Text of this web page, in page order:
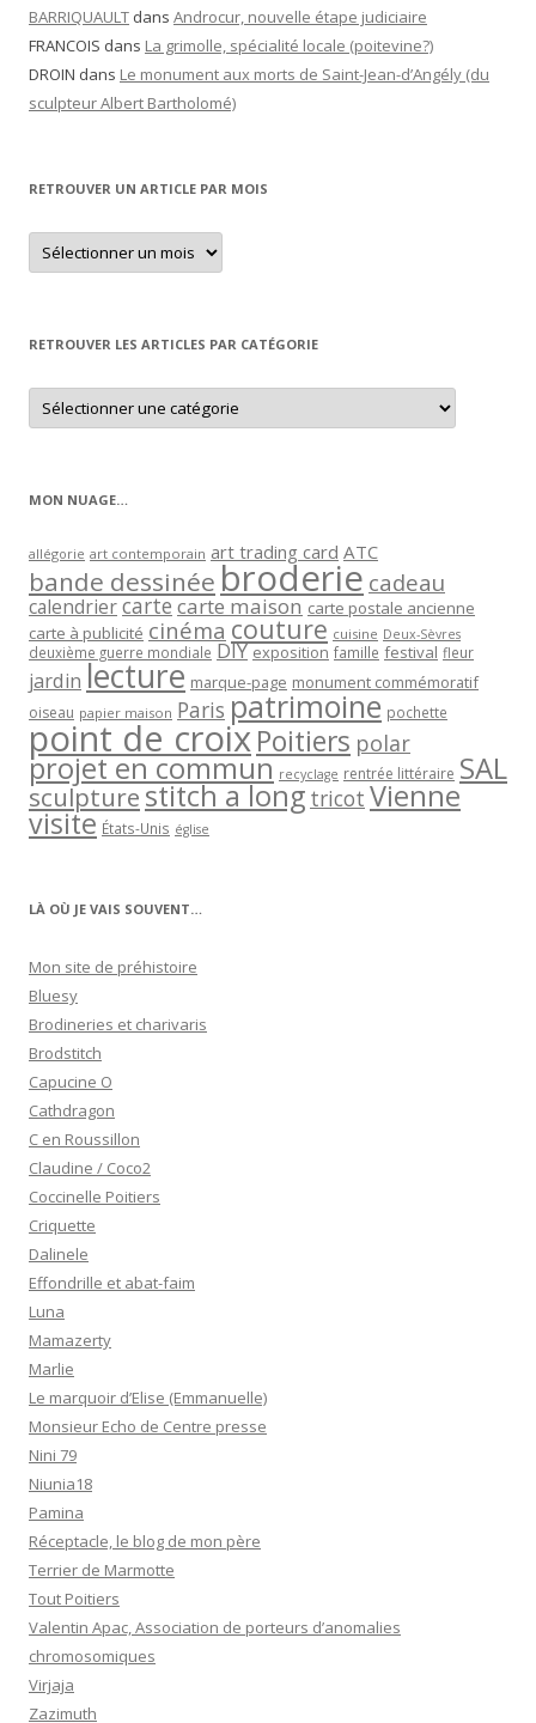
BARRIQUAULT dans Androcur, nouvelle étape judiciaire
FRANCOIS dans La grimolle, spécialité locale (poitevine?)
DROIN dans Le monument aux morts de Saint-Jean-d’Angély (du
sculpteur Albert Bartholomé)
RETROUVER UN ARTICLE PAR MOIS
Retrouver
un
article
RETROUVER LES ARTICLES PAR CATÉGORIE
Retrouver
les
articles
MON NUAGE…
allégorie art contemporain art trading card ATC
bande dessinée broderie cadeau
calendriercartecarte maison carte postale ancienne
carte à publicité cinéma couture cuisine Deux-Sèvres
deuxième guerre mondiale DIY exposition famille festival fleur
jardin lecture marque-page monument commémoratif
oiseau papier maison Paris patrimoine pochette
point de croixPoitiers polar
projet en commun recyclage rentrée littéraire SAL
sculpturestitch a long tricot Vienne
visite États-Unis église
LÀ OÙ JE VAIS SOUVENT…
Mon site de préhistoire
Bluesy
Brodineries et charivaris
Brodstitch
Capucine O
Cathdragon
C en Roussillon
Claudine / Coco2
Coccinelle Poitiers
Criquette
Dalinele
Effondrille et abat-faim
Luna
Mamazerty
Marlie
Le marquoir d’Elise (Emmanuelle)
Monsieur Echo de Centre presse
Nini 79
Niunia18
Pamina
Réceptacle, le blog de mon père
Terrier de Marmotte
Tout Poitiers
Valentin Apac, Association de porteurs d’anomalies
chromosomiques
Virjaja
Zazimuth